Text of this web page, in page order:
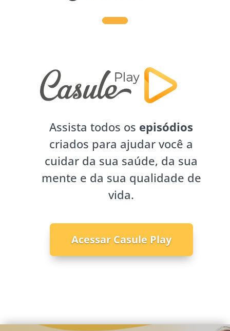
Assista todos os episódios
criados para ajudar você a
cuidar da sua saúde, da sua
mente e da sua qualidade de
vida.
Acessar Casule Play